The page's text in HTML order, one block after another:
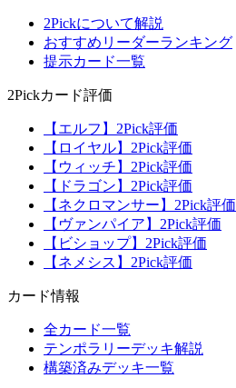
2Pickについて解説
おすすめリーダーランキング
提示カード一覧
2Pickカード評価
【エルフ】2Pick評価
【ロイヤル】2Pick評価
【ウィッチ】2Pick評価
【ドラゴン】2Pick評価
【ネクロマンサー】2Pick評価
【ヴァンパイア】2Pick評価
【ビショップ】2Pick評価
【ネメシス】2Pick評価
カード情報
全カード一覧
テンポラリーデッキ解説
構築済みデッキ一覧